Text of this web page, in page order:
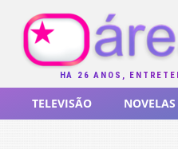
HÁ 26 ANOS,
TELEVISÃO NOVELAS